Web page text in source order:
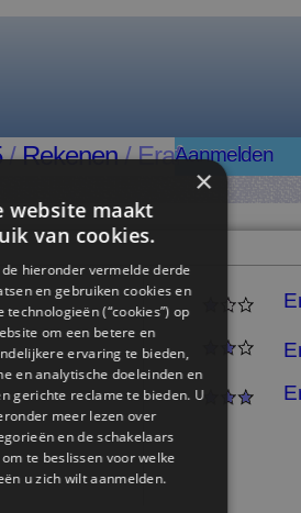
/Rekenen/ ErafAanmelden
×
website maakt
van cookies.
de hieronder vermelde derde
en gebruiken cookies en
(“cookies”) op
om een ​​betere en
ervaring te bieden,
en analytische doeleinden en
gerichte reclame te bieden. U
meer lezen over
en de schakelaars
te beslissen voor welke
u zich wilt aanmelden.